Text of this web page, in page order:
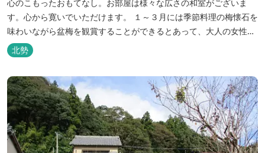
心のこもったおもてなし。お部屋は様々な広さの和室がございま
す。心から寛いでいただけます。 １～３月には季節料理の梅懐石を
味わいながら盆梅を観賞することができるとあって、大人の女性に
も人気です。
北勢